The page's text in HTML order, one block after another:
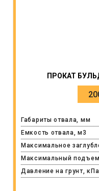
ПРОКАТ
Габариты отвала, мм
Емкость отвала, м3
Максимальное
Максимальный
Давление на грунт, кПа